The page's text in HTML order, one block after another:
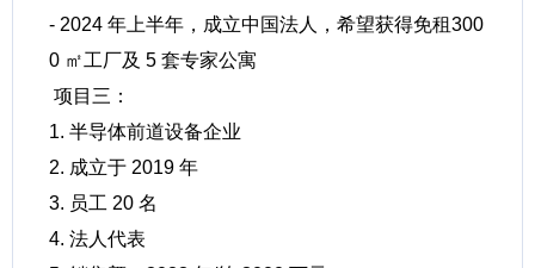
- 2024 年上半年，成立中国法人，希望获得免租300
0 ㎡工厂及 5 套专家公寓
项目三：
1. 半导体前道设备企业
2. 成立于 2019 年
3. 员工 20 名
4. 法人代表